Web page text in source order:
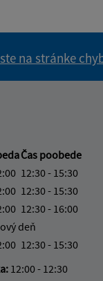
na stránke
Čas poobede
12:30 - 15:30
12:30 - 15:30
12:30 - 16:00
deň
12:30 - 15:30
12:00 - 12:30